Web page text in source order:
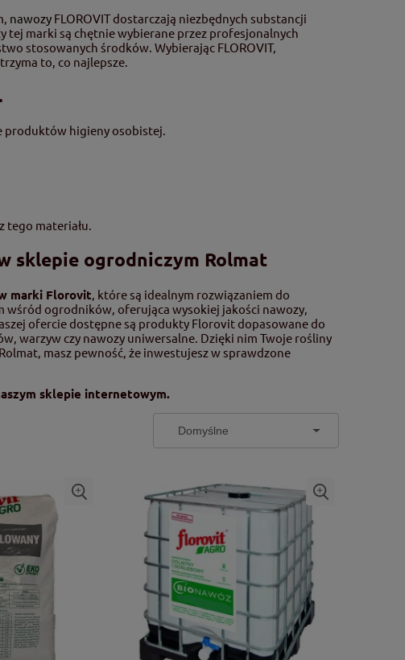
nawozy FLOROVIT dostarczają niezbędnych substancji
marki są chętnie wybierane przez profesjonalnych
stosowanych środków. Wybierając FLOROVIT,
to, co najlepsze.
produktów higieny osobistej.
tego materiału.
sklepie ogrodniczym Rolmat
marki Florovit , które są idealnym rozwiązaniem do
ogrodników, oferująca wysokiej jakości nawozy,
ofercie dostępne są produkty Florovit dopasowane do
warzyw czy nawozy uniwersalne. Dzięki nim Twoje rośliny
masz pewność, że inwestujesz w sprawdzone
sklepie internetowym.